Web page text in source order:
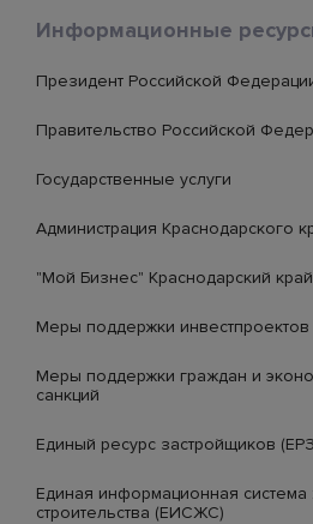
Информационные
Президент Российской
Правительство Российской
Государственные услуги
Администрация Краснодарского
"Мой Бизнес" Краснодарский край
Меры поддержки инвестпроектов
Меры поддержки граждан и
санкций
Единый ресурс застройщиков
Единая информационная
строительства (ЕИСЖС)